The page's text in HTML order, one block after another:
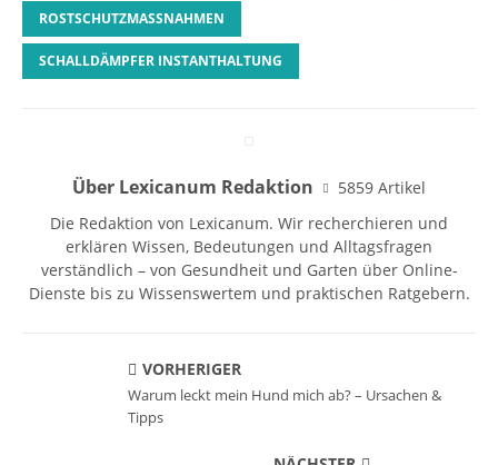
ROSTSCHUTZMASSNAHMEN
SCHALLDÄMPFER INSTANTHALTUNG
Über Lexicanum Redaktion
5859 Artikel
Die Redaktion von Lexicanum. Wir recherchieren und
erklären Wissen, Bedeutungen und Alltagsfragen
verständlich – von Gesundheit und Garten über Online-
Dienste bis zu Wissenswertem und praktischen Ratgebern.
VORHERIGER
Warum leckt mein Hund mich ab? – Ursachen &
Tipps